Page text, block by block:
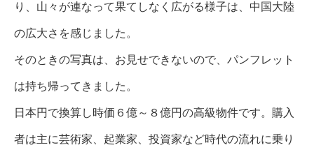
り、山々が連なって果てしなく広がる様子は、中国大陸
の広大さを感じました。
そのときの写真は、お見せできないので、パンフレット
は持ち帰ってきました。
日本円で換算し時価６億～８億円の高級物件です。購入
者は主に芸術家、起業家、投資家など時代の流れに乗り